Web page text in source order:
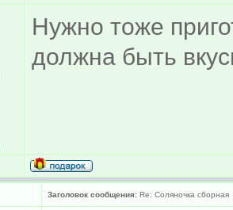
Нужно тоже
должна быть
Заголовок сообщения: Re: Соляночка сборная